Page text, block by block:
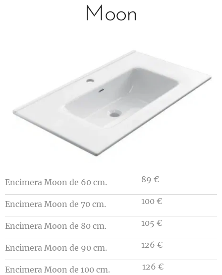
Moon
Encimera Moon de 60 cm. 89 €
Encimera Moon de 70 cm. 100 €
Encimera Moon de 80 cm. 105 €
Encimera Moon de 90 cm. 126 €
Encimera Moon de 100 cm. 126 €